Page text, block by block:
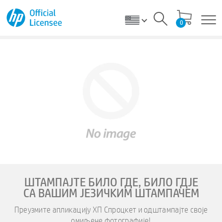
0
ШТАМПАЈТЕ БИЛО ГДЕ, БИЛО ГДЈЕ
СА ВАШИМ ЈЕЗИЧКИМ ШТАМПАЧЕМ
Преузмите апликацију ХП Спроцкет и одштампајте своје